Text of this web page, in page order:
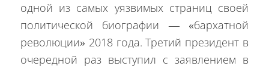
одной из самых уязвимых страниц своей
политической биографии — «бархатной
революции» 2018 года. Третий президент в
очередной раз выступил с заявлением в